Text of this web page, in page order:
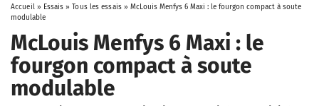
Accueil» Essais »Tous les essais» McLouis Menfys 6 Maxi : le fourgon compact à soute
modulable
McLouis Menfys 6 Maxi : le
fourgon compact à soute
modulable